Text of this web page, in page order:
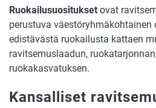
Ruokailusuositukset ovat
perustuva väestöryhmäkohtainen
edistävästä ruokailusta kattaen
ravitsemuslaadun,
ruokakasvatuksen.
Kansalliset